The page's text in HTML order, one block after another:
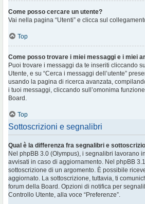
Come posso cercare un utente?
Vai nella pagina “Utenti” e clicca sul
Top
Come posso trovare i miei messaggi e i miei
Puoi trovare i messaggi da te inseriti cliccando
Utente, e su “Cerca i messaggi dell’utente”
usando la pagina di ricerca avanzata,
i tuoi messaggi, cliccando sull’omonima
Board.
Top
Sottoscrizioni e segnalibri
Qual è la differenza fra segnalibri e
Nel phpBB 3.0 (Olympus), i segnalibri lavorano
avvisati in caso di aggiornamento. Nel phpBB
sottoscrizione di un argomento. È possibile
aggiornato. La sottoscrizione, tuttavia, ti
forum della Board. Opzioni di notifica per
Controllo Utente, alla voce “Preferenze”.